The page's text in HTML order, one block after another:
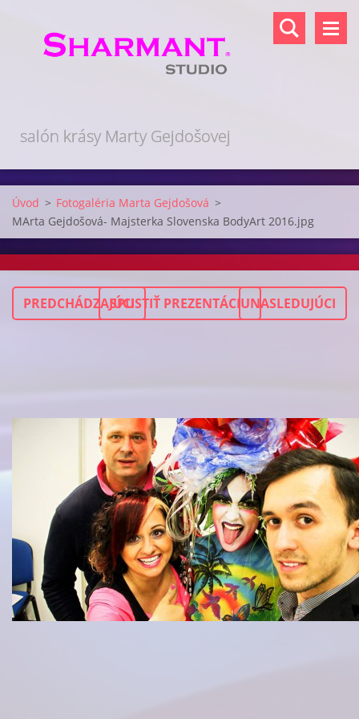
salón krásy Marty Gejdošovej
Úvod > Fotogaléria Marta Gejdošová >
MArta Gejdošová- Majsterka Slovenska BodyArt 2016.jpg
PREDCHÁDZAJÚCISPUSTIŤ PREZENTÁCIUNASLEDUJÚCI